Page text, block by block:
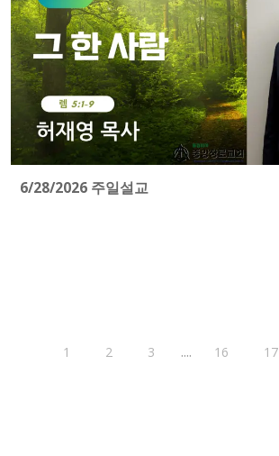
6/28/2026 주일설교
1 2 3 .... 16 17